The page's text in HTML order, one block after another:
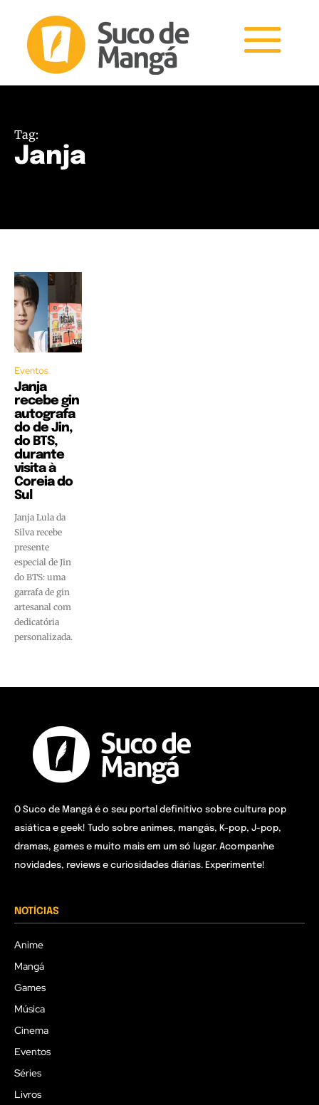
Tag:
Janja
Eventos
Janja
recebe gin
autografa
do de Jin,
do BTS,
durante
visita à
Coreia do
Sul
Janja Lula da
Silva recebe
presente
especial de Jin
do BTS: uma
garrafa de gin
artesanal com
dedicatória
personalizada.
O Suco de Mangá é o seu portal definitivo sobre cultura pop
asiática e geek! Tudo sobre animes, mangás, K-pop, J-pop,
dramas, games e muito mais em um só lugar. Acompanhe
novidades, reviews e curiosidades diárias. Experimente!
NOTÍCIAS
Anime
Mangá
Games
Música
Cinema
Eventos
Séries
Livros